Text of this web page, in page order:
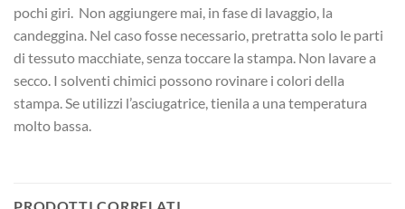
pochi giri. Non aggiungere mai, in fase di lavaggio, la
candeggina. Nel caso fosse necessario, pretratta solo le parti
di tessuto macchiate, senza toccare la stampa. Non lavare a
secco. I solventi chimici possono rovinare i colori della
stampa. Se utilizzi l’asciugatrice, tienila a una temperatura
molto bassa.